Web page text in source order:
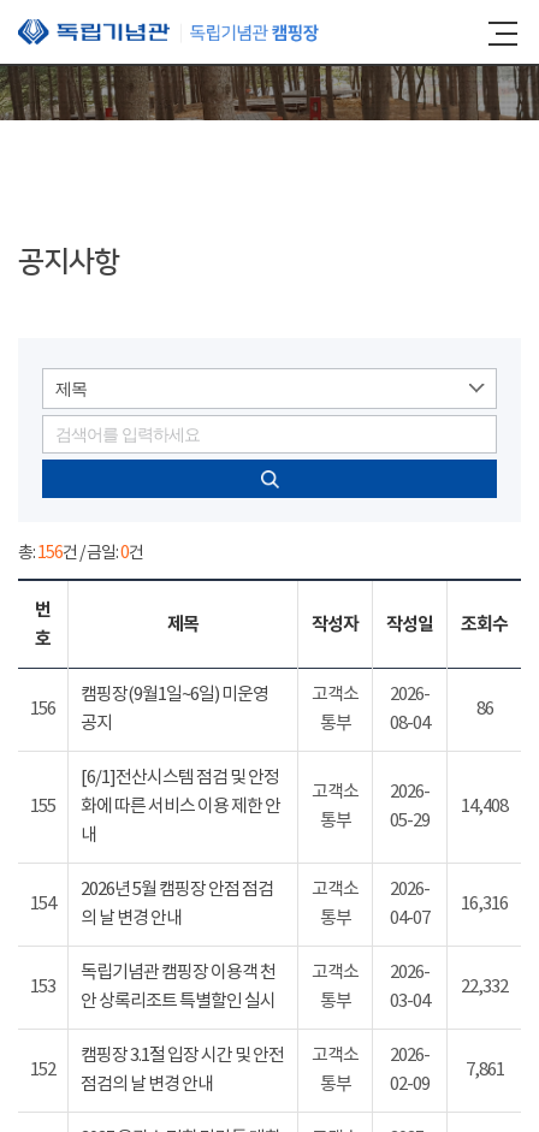
본문 바로가기
공지사항
제목
총:156건 / 금일:0건
번
호
제목 작성자 작성일 조회수
156
캠핑장(9월1일~6일) 미운영
공지
고객소
통부
2026-
08-04
86
155
[6/1]전산시스템 점검 및 안정
화에 따른 서비스 이용 제한 안
내
고객소
통부
2026-
05-29
14,408
154
2026년 5월 캠핑장 안점 점검
의 날 변경 안내
고객소
통부
2026-
04-07
16,316
153
독립기념관 캠핑장 이용객 천
안 상록리조트 특별할인 실시
고객소
통부
2026-
03-04
22,332
152
캠핑장 3.1절 입장 시간 및 안전
점검의 날 변경 안내
고객소
통부
2026-
02-09
7,861